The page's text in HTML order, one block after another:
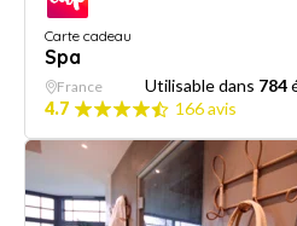
Carte cadeau
Spa
France Utilisable dans 784
4.7
166 avis